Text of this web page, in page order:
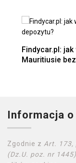
Findycar.pl:
Mauritiusie
Informacja
Zgodnie z Art. 173,
(Dz.U. poz. nr 1445)